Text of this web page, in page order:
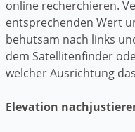
online recherchieren.
entsprechenden Wert
behutsam nach links
dem Satellitenfinder
welcher Ausrichtung
Elevation